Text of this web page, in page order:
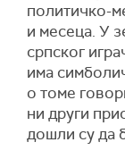
политичко-
и месеца. У
српског
има
о томе
ни други
дошли су да